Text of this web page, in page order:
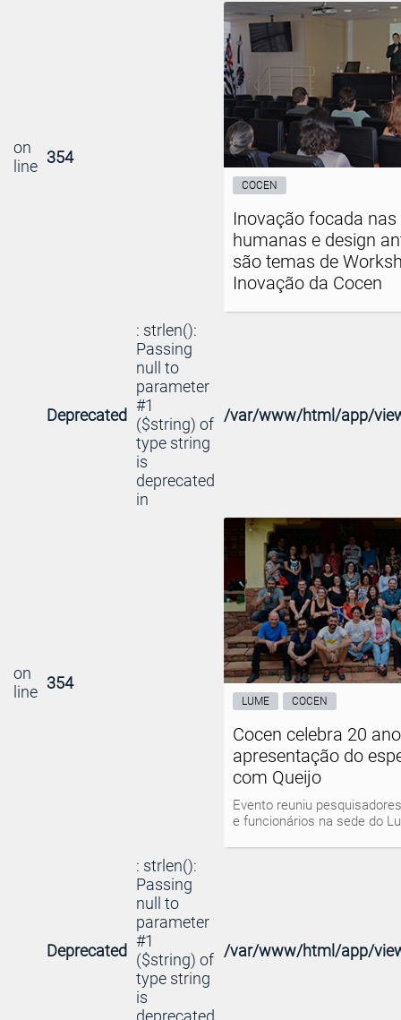
on
line 354
COCEN
Inovação focada nas
humanas e design
são temas de
Inovação da Cocen
Deprecated
: strlen():
Passing
null to
parameter
#1
($string) of
type string
is
deprecated
in
/var/www/html/app/
on
line 354
LUME COCEN
Cocen celebra 20
apresentação do
com Queijo
Evento reuniu
e funcionários na sede do
Deprecated
: strlen():
Passing
null to
parameter
#1
($string) of
type string
is
deprecated
/var/www/html/app/